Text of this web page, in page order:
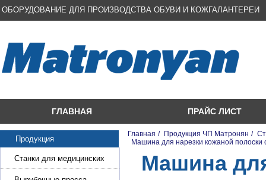
ОБОРУДОВАНИЕ ДЛЯ ПРОИЗВОДСТВА ОБУВИ И КОЖГАЛАНТЕРЕИ
ГЛАВНАЯ ПРАЙС ЛИСТ
Продукция
Станки для медицинских
масок
Главная / Продукция ЧП Матронян /
Машина для нарезки кожаной полоски
Машина